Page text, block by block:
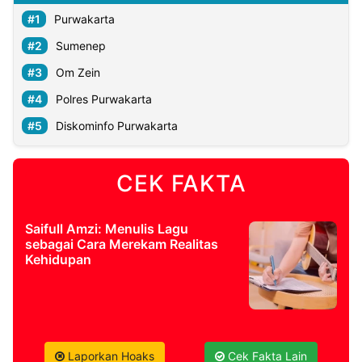
Purwakarta
Sumenep
Om Zein
Polres Purwakarta
Diskominfo Purwakarta
CEK FAKTA
Saifull Amzi: Menulis Lagu
sebagai Cara Merekam Realitas
Kehidupan
Laporkan Hoaks Cek Fakta Lain